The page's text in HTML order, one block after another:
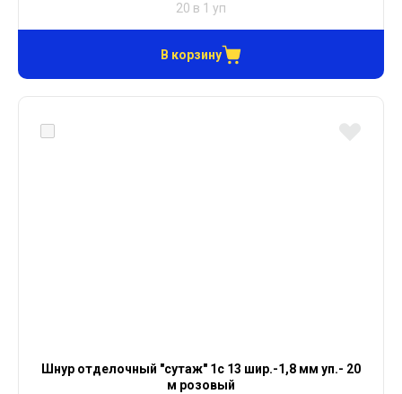
20 в 1 уп
В корзину
Шнур отделочный "сутаж" 1с 13 шир.-1,8 мм уп.- 20
м розовый